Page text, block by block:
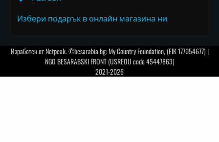
Избери подарък в онлайн магазина ни
Изработен отNetpeak. ©besarabia.bg: My Country Foundation, (EIK 177054677) |
NGO BESARABSKI FRONT (USREOU code 45447863)
2021-2026